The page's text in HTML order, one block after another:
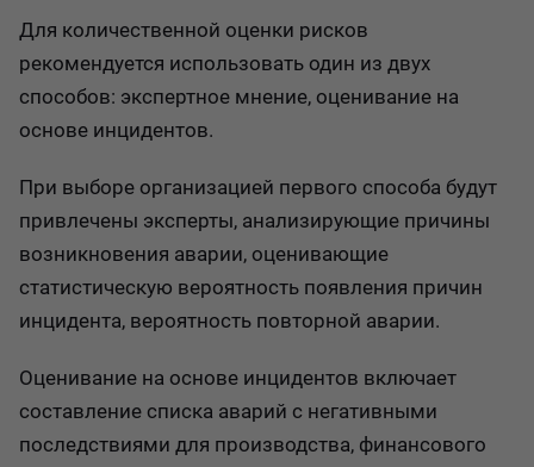
Для количественной оценки рисков
рекомендуется использовать один из двух
способов: экспертное мнение, оценивание на
основе инцидентов.
При выборе организацией первого способа будут
привлечены эксперты, анализирующие причины
возникновения аварии, оценивающие
статистическую вероятность появления причин
инцидента, вероятность повторной аварии.
Оценивание на основе инцидентов включает
составление списка аварий с негативными
последствиями для производства, финансового